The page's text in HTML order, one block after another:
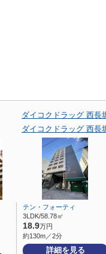
ダイコクドラッグ 西長
ダイコクドラッグ 西長
テン・フォーティ
3LDK/58.78㎡
18.9万円
約130m／2分
詳細を見る